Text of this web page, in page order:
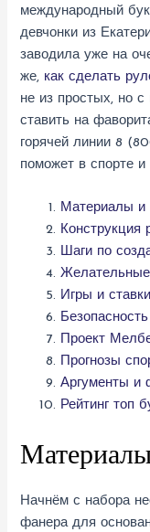
международный
девчонки из
заводила уже на
же, как сделать
не из простых, но
ставить на
горячей линии 8
поможет в спорте и
Материалы и
Конструкция
Шаги по
Игры и
Проект
Прогнозы
Аргументы и
Рейтинг топ
Начнём с набора
фанера для